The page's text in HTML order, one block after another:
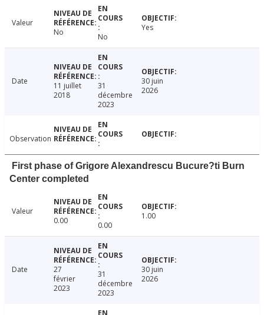
Valeur
No
No
Yes
Date
11 juillet
2018
31
décembre
2023
30 juin
2026
Observation
First phase of Grigore Alexandrescu Bucure?ti Burn
Center completed
Valeur
0.00
0.00
1.00
Date
27
février
2023
31
décembre
2023
30 juin
2026